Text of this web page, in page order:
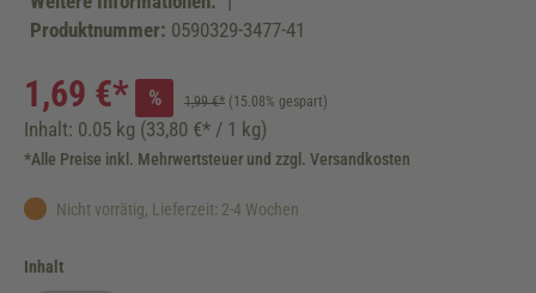
Produktnummer: 0590329-3477-41
1,69 €* % 1,99 €* (15.08% gespart)
Inhalt: 0.05 kg (33,80 €* / 1 kg)
*Alle Preise inkl. Mehrwertsteuer und zzgl. Versandkosten
Nicht vorrätig, Lieferzeit: 2-4 Wochen
Inhaltauswählen